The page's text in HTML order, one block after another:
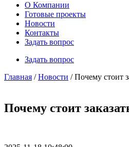
О Компании
Готовые проекты
Новости
Контакты
Задать вопрос
Задать вопрос
Главная /Новости / Почему стоит
Почему стоит